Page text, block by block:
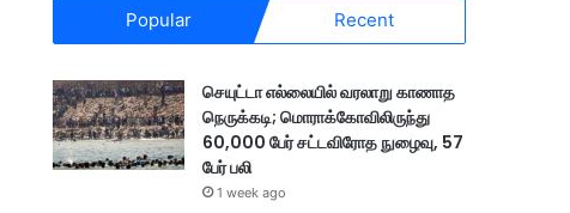
Popular Recent
செயுட்டா எல்லையில் வரலாறு காணாத
நெருக்கடி; மொராக்கோவிலிருந்து
60,000 பேர் சட்டவிரோத நுழைவு, 57
பேர் பலி
1 week ago